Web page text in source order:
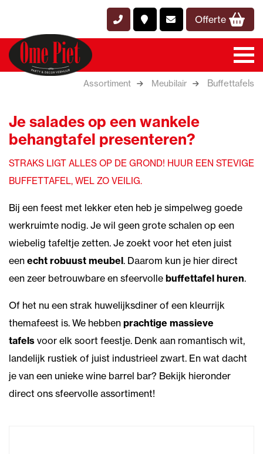
Offerte
Assortiment Meubilair Buffettafels
Je salades op een wankele
behangtafel presenteren?
STRAKS LIGT ALLES OP DE GROND! HUUR EEN STEVIGE
BUFFETTAFEL, WEL ZO VEILIG.
Bij een feest met lekker eten heb je simpelweg goede
werkruimte nodig. Je wil geen grote schalen op een
wiebelig tafeltje zetten. Je zoekt voor het eten juist
een echt robuust meubel. Daarom kun je hier direct
een zeer betrouwbare en sfeervolle buffettafel huren.
Of het nu een strak huwelijksdiner of een kleurrijk
themafeest is. We hebben prachtige massieve
tafels voor elk soort feestje. Denk aan romantisch wit,
landelijk rustiek of juist industrieel zwart. En wat dacht
je van een unieke wine barrel bar? Bekijk hieronder
direct ons sfeervolle assortiment!